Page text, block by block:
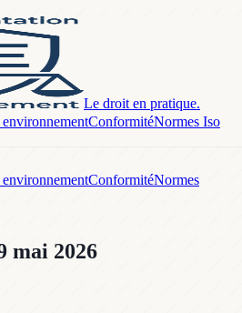
Le droit en pratique.
ConformitéNormes Iso
ConformitéNormes
mai 2026